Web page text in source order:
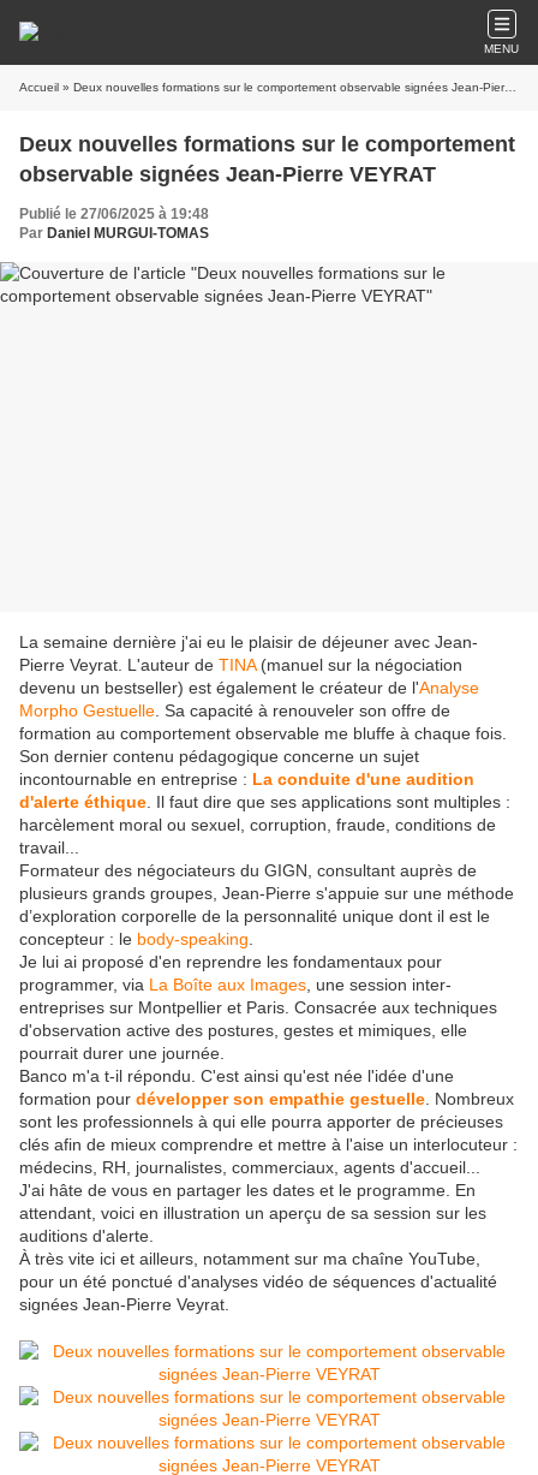
MENU
Accueil » Deux nouvelles formations sur le comportement observable signées Jean-Pierre VEYRAT
Deux nouvelles formations sur le comportement
observable signées Jean-Pierre VEYRAT
Publié le 27/06/2025 à 19:48
Par Daniel MURGUI-TOMAS
La semaine dernière j'ai eu le plaisir de déjeuner avec Jean-
Pierre Veyrat. L'auteur de TINA(manuel sur la négociation
devenu un bestseller) est également le créateur de l'Analyse
Morpho Gestuelle . Sa capacité à renouveler son offre de
formation au comportement observable me bluffe à chaque fois.
Son dernier contenu pédagogique concerne un sujet
incontournable en entreprise : La conduite d'une audition
d'alerte éthique . Il faut dire que ses applications sont multiples :
harcèlement moral ou sexuel, corruption, fraude, conditions de
travail...
Formateur des négociateurs du GIGN, consultant auprès de
plusieurs grands groupes, Jean-Pierre s'appuie sur une méthode
d’exploration corporelle de la personnalité unique dont il est le
concepteur : le body-speaking
Je lui ai proposé d'en reprendre les fondamentaux pour
programmer, via La Boîte aux Images , une session inter-
entreprises sur Montpellier et Paris. Consacrée aux techniques
d'observation active des postures, gestes et mimiques, elle
pourrait durer une journée.
Banco m'a t-il répondu. C'est ainsi qu'est née l'idée d'une
formation pour développer son empathie gestuelle . Nombreux
sont les professionnels à qui elle pourra apporter de précieuses
clés afin de mieux comprendre et mettre à l'aise un interlocuteur :
médecins, RH, journalistes, commerciaux, agents d'accueil...
J'ai hâte de vous en partager les dates et le programme. En
attendant, voici en illustration un aperçu de sa session sur les
auditions d'alerte.
À très vite ici et ailleurs, notamment sur ma chaîne YouTube,
pour un été ponctué d'analyses vidéo de séquences d'actualité
signées Jean-Pierre Veyrat.